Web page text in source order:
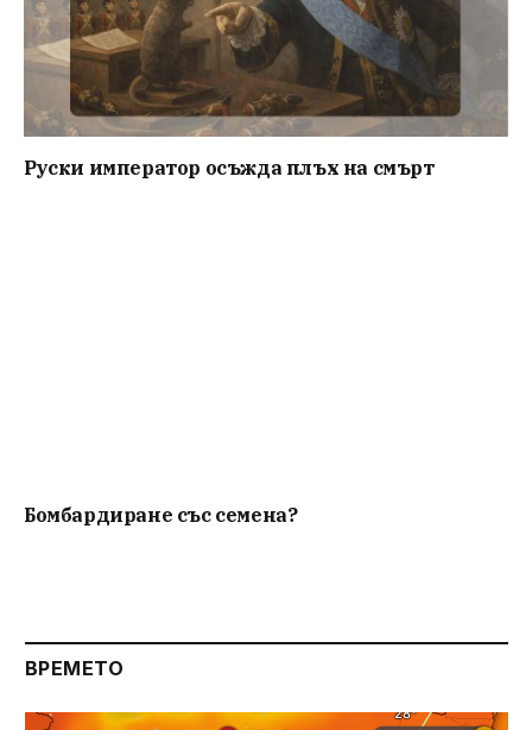
Руски император осъжда плъх на смърт
Бомбардиране със семена?
ВРЕМЕТО